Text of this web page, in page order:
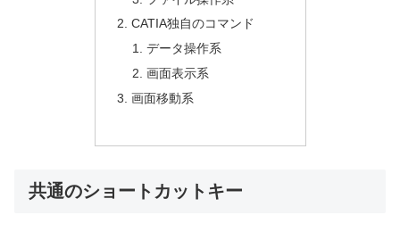
CATIA独自のコマンド
データ操作系
画面表示系
画面移動系
共通のショートカットキー